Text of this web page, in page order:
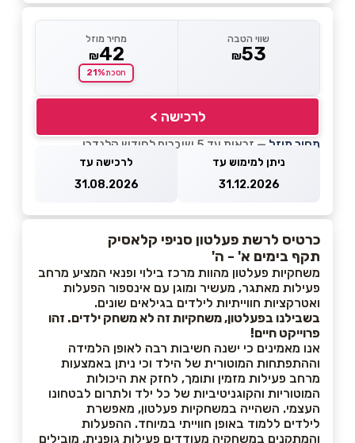
שווי הטבה
₪53
מחיר מוזל
₪42
חסכת21%
לרכישה >
מחיר מוזל — זכאות עד 5 שוברים לחודש קלנדרי
ניתן למימוש עד
31.12.2026
לרכישה עד
31.08.2026
כרטיס לרשת פעלטון סניפי קלאסיק
תקף בימים א' - ה'
משחקיות פעלטון מהוות מרכז בילוי ופנאי המציע מרחב
פעילות מאתגר, מעשיר ומוגן עם אינספור הפעלות
ואטרקציות חווייתיות לילדים בגילאים שונים.
בשבילנו בפעלטון, משחקיות זה לא משחק ילדים. זהו
פרוייקט חיים!
אנו מאמינים כי ישנה חשיבות רבה לאופן הלמידה
וההתפתחות המוטורית של הילד וכי ניתן באמצעות
מרחב פעילות מזמין ותומך, לחזק את היכולות
המוטוריות והקוגניטיביות של כל ילד ולתרום לבטחונו
העצמי. השהייה במשחקיות פעלטון, מאפשרת
לילדים ללמוד באופן חווייתי במיוחד. ההפעלות
והמתקנים במשחקיה מעודדים פעילות גופנית, מובילים